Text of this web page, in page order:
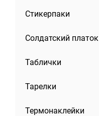
Стикерпаки
Солдатский платок
Таблички
Тарелки
Термонаклейки